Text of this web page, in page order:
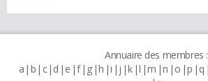
Annuaire des membres :
a b c d e f g h i j k l m n o p q